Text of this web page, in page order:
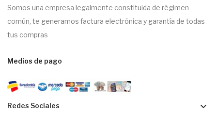
Somos una empresa legalmente constituida de régimen
común, te generamos factura electrónica y garantía de todas
tus compras
Medios de pago
Redes Sociales keyboard_arrow_down